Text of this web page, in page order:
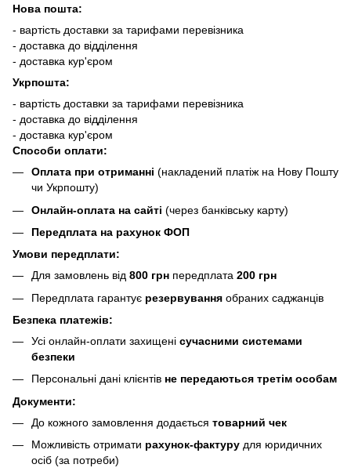
Нова пошта:
- вартість доставки за тарифами перевізника
- доставка до відділення
- доставка кур'єром
Укрпошта:
- вартість доставки за тарифами перевізника
- доставка до відділення
- доставка кур'єром
Способи оплати:
Оплата при отриманні (накладений платіж на Нову Пошту
чи Укрпошту)
Онлайн-оплата на сайті (через банківську карту)
Передплата на рахунок ФОП
Умови передплати:
Для замовлень від 800 грн передплата 200 грн
Передплата гарантує резервування обраних саджанців
Безпека платежів:
Усі онлайн-оплати захищені сучасними системами
безпеки
Персональні дані клієнтів не передаються третім особам
Документи:
До кожного замовлення додається товарний чек
Можливість отримати рахунок-фактуру для юридичних
осіб (за потреби)